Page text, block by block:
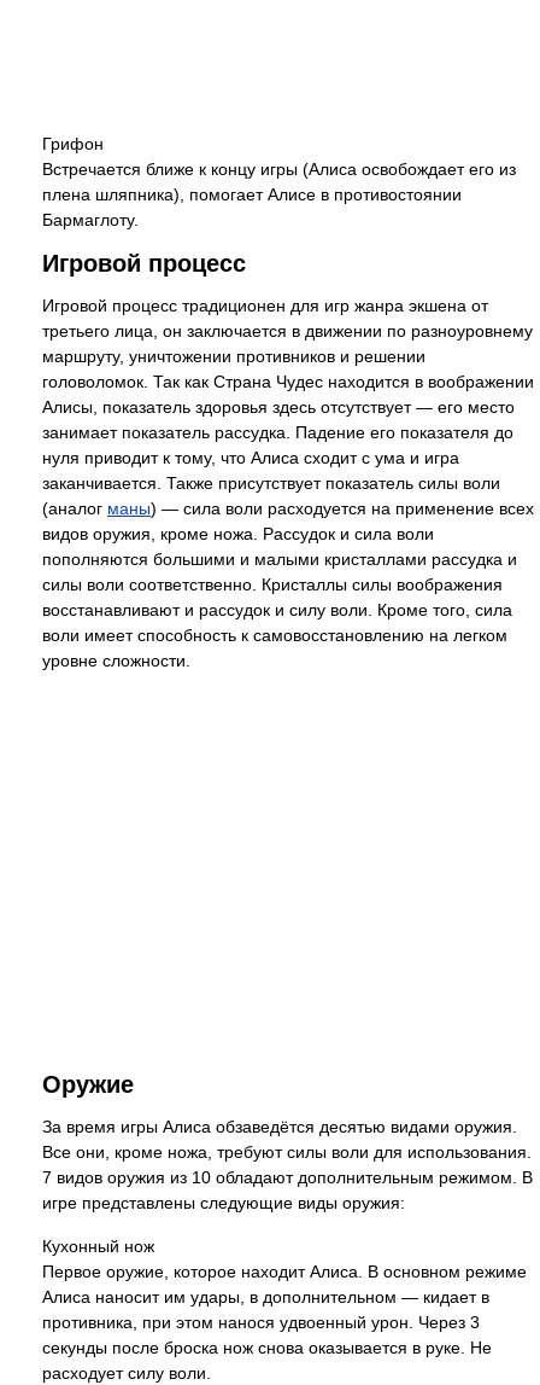
Грифон
Встречается ближе к концу игры (Алиса освобождает его из
плена шляпника), помогает Алисе в противостоянии
Бармаглоту.
Игровой процесс
Игровой процесс традиционен для игр жанра экшена от
третьего лица, он заключается в движении по разноуровнему
маршруту, уничтожении противников и решении
головоломок. Так как Страна Чудес находится в воображении
Алисы, показатель здоровья здесь отсутствует — его место
занимает показатель рассудка. Падение его показателя до
нуля приводит к тому, что Алиса сходит с ума и игра
заканчивается. Также присутствует показатель силы воли
(аналог маны) — сила воли расходуется на применение всех
видов оружия, кроме ножа. Рассудок и сила воли
пополняются большими и малыми кристаллами рассудка и
силы воли соответственно. Кристаллы силы воображения
восстанавливают и рассудок и силу воли. Кроме того, сила
воли имеет способность к самовосстановлению на легком
уровне сложности.
Оружие
За время игры Алиса обзаведётся десятью видами оружия.
Все они, кроме ножа, требуют силы воли для использования.
7 видов оружия из 10 обладают дополнительным режимом. В
игре представлены следующие виды оружия:
Кухонный нож
Первое оружие, которое находит Алиса. В основном режиме
Алиса наносит им удары, в дополнительном — кидает в
противника, при этом нанося удвоенный урон. Через 3
секунды после броска нож снова оказывается в руке. Не
расходует силу воли.